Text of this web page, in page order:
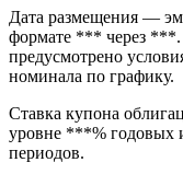
000 000 000,00 USD
Выпуск имеет
самостоятельный
Дата размещения —
формате *** через
предусмотрено
номинала по графику.